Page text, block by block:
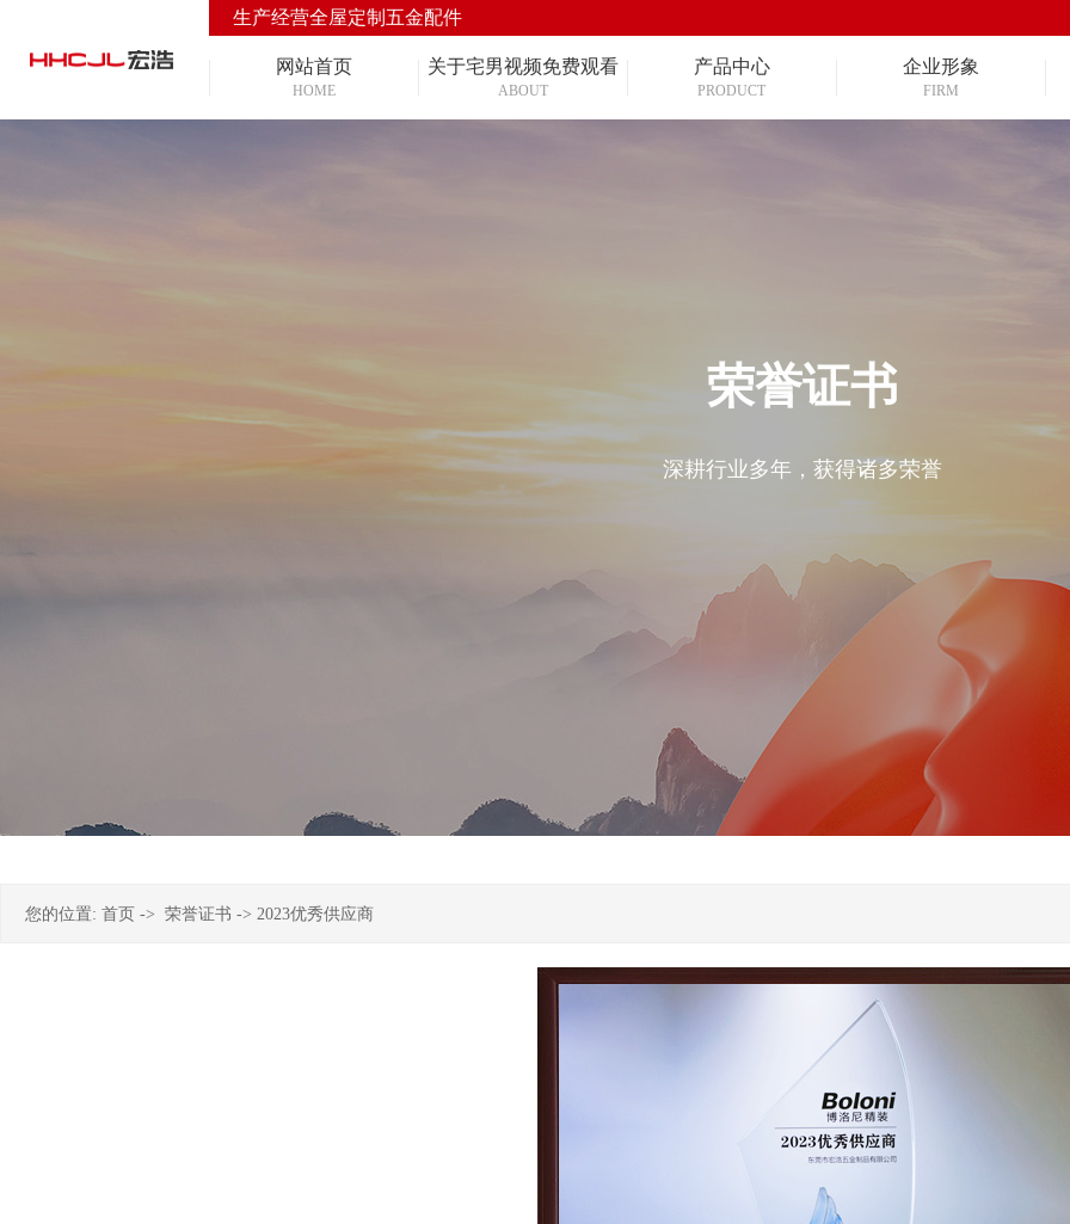
生产经营全屋定制五金配件
网站首页
HOME
关于宅男视频免费观看
ABOUT
产品中心
PRODUCT
企业形象
FIRM
荣誉证书
深耕行业多年，获得诸多荣誉
您的位置: 首页 -> 荣誉证书 -> 2023优秀供应商